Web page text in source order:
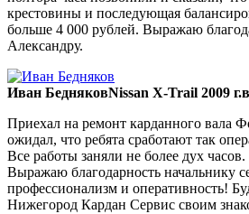
крестовины и последующая
больше 4 000 рублей. Выражаю
Александру.
Иван БедняковNissan X-Trail 2009
Приехал на ремонт карданного вала
ожидал, что ребята сработают так
Все работы заняли не более дух
Выражаю благодарность начальнику
профессионализм и оперативность!
Нижегород Кардан Сервис своим